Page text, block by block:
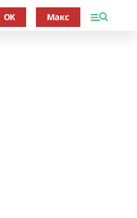
OK Макс